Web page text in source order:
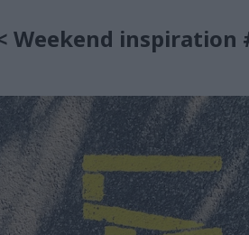
Weekend inspiration